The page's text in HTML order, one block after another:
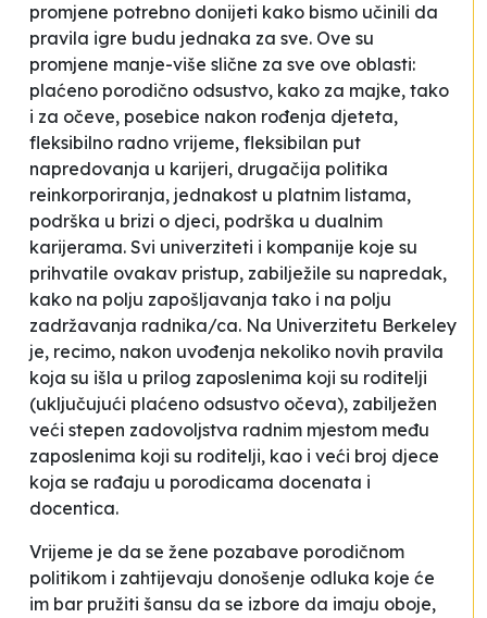
promjene potrebno donijeti kako bismo učinili da
pravila igre budu jednaka za sve. Ove su
promjene manje-više slične za sve ove oblasti:
plaćeno porodično odsustvo, kako za majke, tako
i za očeve, posebice nakon rođenja djeteta,
fleksibilno radno vrijeme, fleksibilan put
napredovanja u karijeri, drugačija politika
reinkorporiranja, jednakost u platnim listama,
podrška u brizi o djeci, podrška u dualnim
karijerama. Svi univerziteti i kompanije koje su
prihvatile ovakav pristup, zabilježile su napredak,
kako na polju zapošljavanja tako i na polju
zadržavanja radnika/ca. Na Univerzitetu Berkeley
je, recimo, nakon uvođenja nekoliko novih pravila
koja su išla u prilog zaposlenima koji su roditelji
(uključujući plaćeno odsustvo očeva), zabilježen
veći stepen zadovoljstva radnim mjestom među
zaposlenima koji su roditelji, kao i veći broj djece
koja se rađaju u porodicama docenata i
docentica.
Vrijeme je da se žene pozabave porodičnom
politikom i zahtijevaju donošenje odluka koje će
im bar pružiti šansu da se izbore da imaju oboje,